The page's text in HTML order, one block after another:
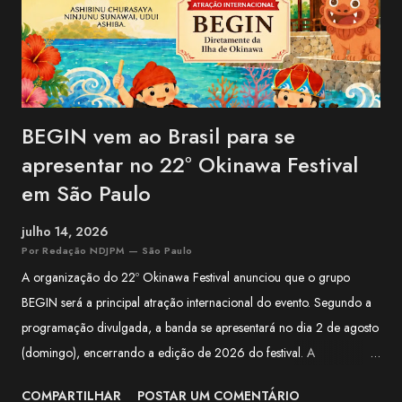
BEGIN vem ao Brasil para se
apresentar no 22º Okinawa Festival
em São Paulo
julho 14, 2026
Por Redação NDJPM — São Paulo
A organização do 22º Okinawa Festival anunciou que o grupo
BEGIN será a principal atração internacional do evento. Segundo a
programação divulgada, a banda se apresentará no dia 2 de agosto
(domingo), encerrando a edição de 2026 do festival. A
COMPARTILHAR
POSTAR UM COMENTÁRIO